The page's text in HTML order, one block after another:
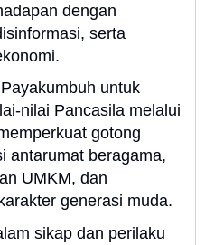
dengan
serta
untuk
nilai Pancasila melalui
gotong
antarumat beragama,
UMKM, dan
generasi muda.
sikap dan perilaku